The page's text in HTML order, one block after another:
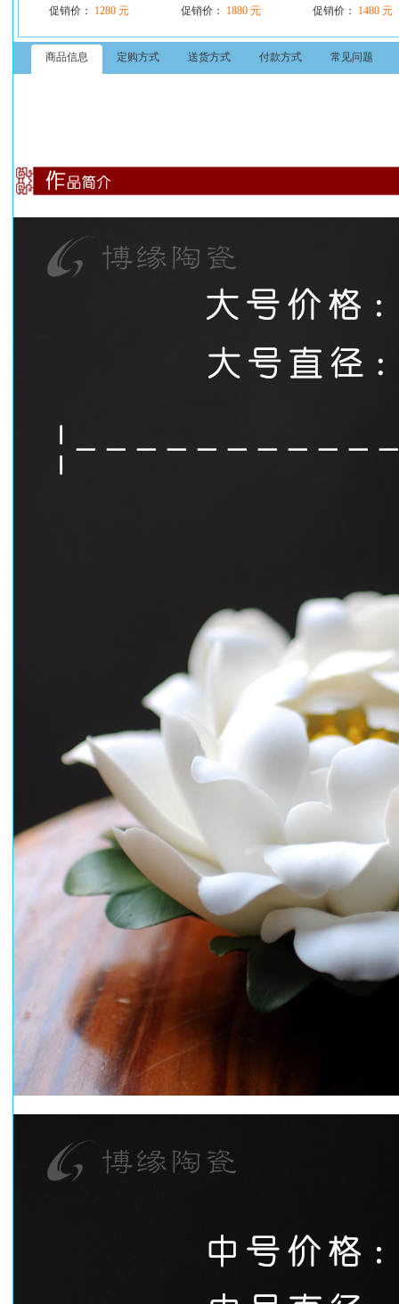
促销价：
1280 元
促销价：
1880 元
促销价：
1480 元
商品信息 定购方式 送货方式 付款方式 常见问题